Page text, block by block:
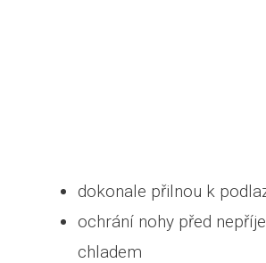
dokonale přilnou k
ochrání nohy před
chladem